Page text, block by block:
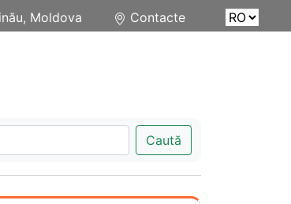
Contacte
Moldova
Caută